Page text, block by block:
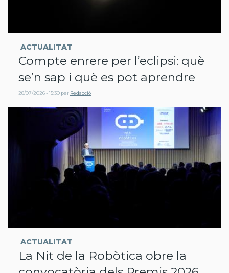
ACTUALITAT
Compte enrere per l’eclipsi: què
se’n sap i què es pot aprendre
28/07/2026 - 15:30 per Redacció
ACTUALITAT
La Nit de la Robòtica obre la